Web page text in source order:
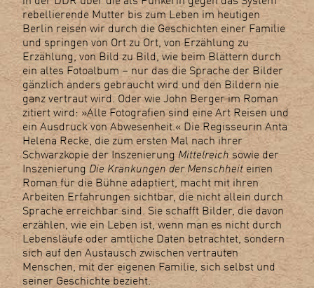
rebellierende Mutter bis zum Leben im heutigen
Berlin reisen wir durch die Geschichten einer Familie
und springen von Ort zu Ort, von Erzählung zu
Erzählung, von Bild zu Bild, wie beim Blättern durch
ein altes Fotoalbum – nur das die Sprache der Bilder
gänzlich anders gebraucht wird und den Bildern nie
ganz vertraut wird. Oder wie John Berger im Roman
zitiert wird: »Alle Fotografien sind eine Art Reisen und
ein Ausdruck von Abwesenheit.« Die Regisseurin Anta
Helena Recke, die zum ersten Mal nach ihrer
Schwarzkopie der Inszenierung Mittelreichsowie der
Inszenierung Die Kränkungen der Menschheit einen
Roman für die Bühne adaptiert, macht mit ihren
Arbeiten Erfahrungen sichtbar, die nicht allein durch
Sprache erreichbar sind. Sie schafft Bilder, die davon
erzählen, wie ein Leben ist, wenn man es nicht durch
Lebensläufe oder amtliche Daten betrachtet, sondern
sich auf den Austausch zwischen vertrauten
Menschen, mit der eigenen Familie, sich selbst und
seiner Geschichte bezieht.